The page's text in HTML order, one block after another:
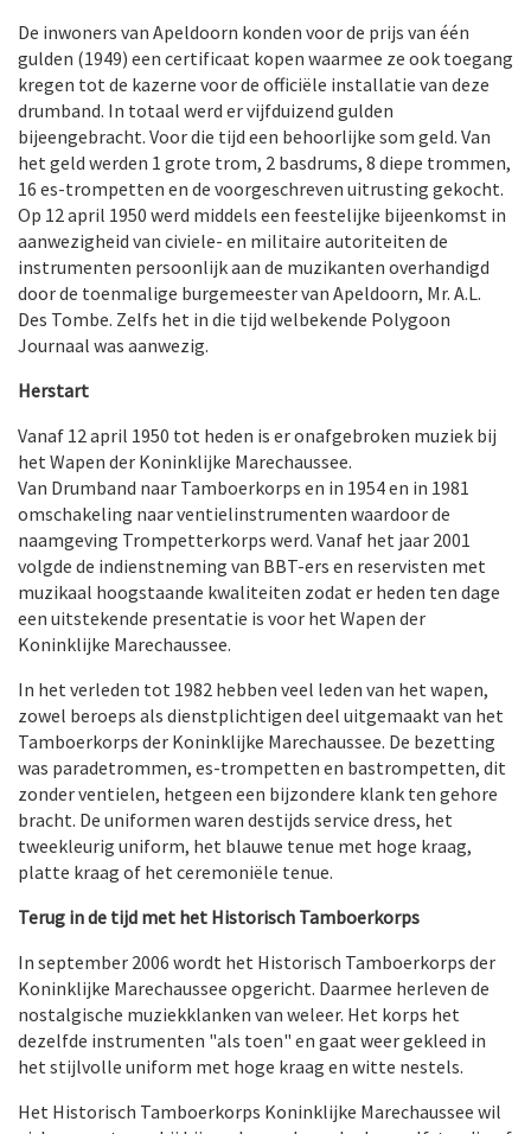
De inwoners van Apeldoorn konden voor de prijs van één
gulden (1949) een certificaat kopen waarmee ze ook toegang
kregen tot de kazerne voor de officiële installatie van deze
drumband. In totaal werd er vijfduizend gulden
bijeengebracht. Voor die tijd een behoorlijke som geld. Van
het geld werden 1 grote trom, 2 basdrums, 8 diepe trommen,
16 es-trompetten en de voorgeschreven uitrusting gekocht.
Op 12 april 1950 werd middels een feestelijke bijeenkomst in
aanwezigheid van civiele- en militaire autoriteiten de
instrumenten persoonlijk aan de muzikanten overhandigd
door de toenmalige burgemeester van Apeldoorn, Mr. A.L.
Des Tombe. Zelfs het in die tijd welbekende Polygoon
Journaal was aanwezig.
Herstart
Vanaf 12 april 1950 tot heden is er onafgebroken muziek bij
het Wapen der Koninklijke Marechaussee.
Van Drumband naar Tamboerkorps en in 1954 en in 1981
omschakeling naar ventielinstrumenten waardoor de
naamgeving Trompetterkorps werd. Vanaf het jaar 2001
volgde de indienstneming van BBT-ers en reservisten met
muzikaal hoogstaande kwaliteiten zodat er heden ten dage
een uitstekende presentatie is voor het Wapen der
Koninklijke Marechaussee.
In het verleden tot 1982 hebben veel leden van het wapen,
zowel beroeps als dienstplichtigen deel uitgemaakt van het
Tamboerkorps der Koninklijke Marechaussee. De bezetting
was paradetrommen, es-trompetten en bastrompetten, dit
zonder ventielen, hetgeen een bijzondere klank ten gehore
bracht. De uniformen waren destijds service dress, het
tweekleurig uniform, het blauwe tenue met hoge kraag,
platte kraag of het ceremoniële tenue.
Terug in de tijd met het Historisch Tamboerkorps
In september 2006 wordt het Historisch Tamboerkorps der
Koninklijke Marechaussee opgericht. Daarmee herleven de
nostalgische muziekklanken van weleer. Het korps het
dezelfde instrumenten "als toen" en gaat weer gekleed in
het stijlvolle uniform met hoge kraag en witte nestels.
Het Historisch Tamboerkorps Koninklijke Marechaussee wil